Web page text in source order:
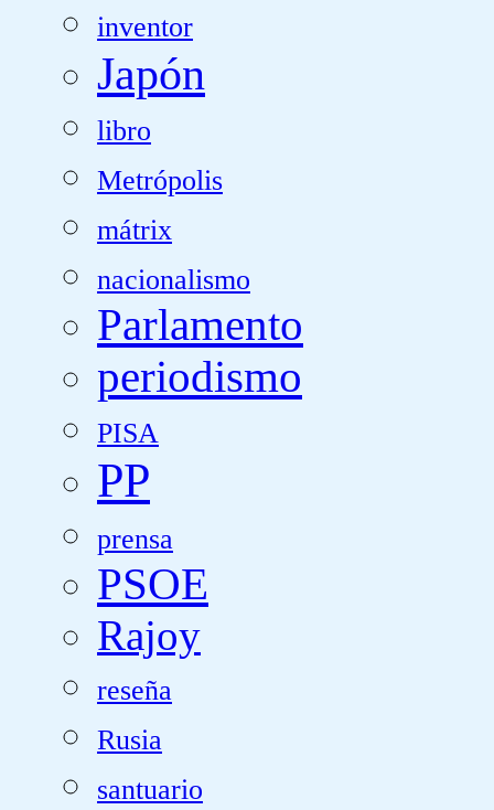
inventor
Japón
libro
Metrópolis
mátrix
nacionalismo
Parlamento
periodismo
PISA
PP
prensa
PSOE
Rajoy
reseña
Rusia
santuario